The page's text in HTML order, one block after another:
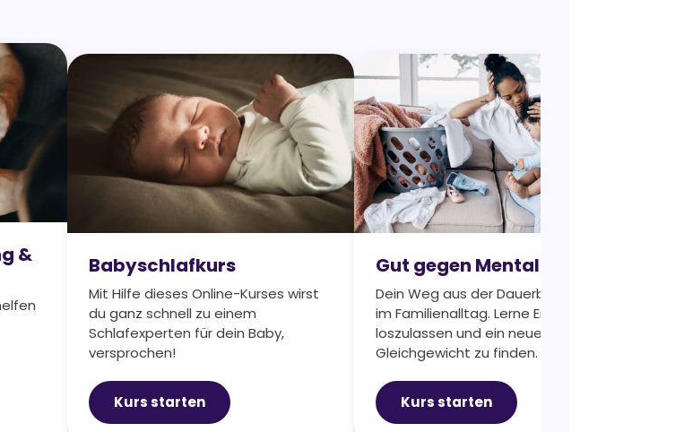
&
Babyschlafkurs
Mit Hilfe dieses Online-Kurses wirst
du ganz schnell zu einem
Schlafexperten für dein Baby,
versprochen!
Kurs starten
Gut gegen Mental Load
Dein Weg aus der Dauerbelastung
im Familienalltag. Lerne Erwartungen
loszulassen und ein neues
Gleichgewicht zu finden.
Kurs starten